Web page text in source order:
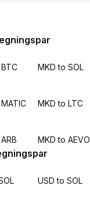
MKD to SOL
MKD to LTC
MKD to AEVO
USD to SOL